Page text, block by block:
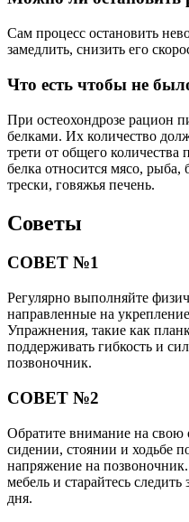
Сам процесс остановить
замедлить, снизить его
Что есть чтобы не
При остеохондрозе рацион
белками. Их количество
трети от общего
белка относится мясо,
трески, говяжья печень.
Советы
СОВЕТ №1
Регулярно выполняйте
направленные на
Упражнения, такие как
поддерживать гибкость и
позвоночник.
СОВЕТ №2
Обратите внимание на свою
сидении, стоянии и ходьбе
напряжение на
мебель и старайтесь
дня.